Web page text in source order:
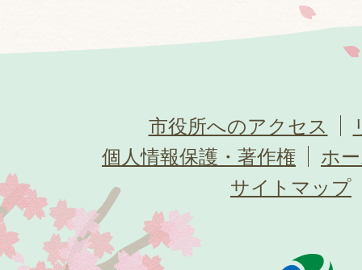
市役所へのアクセス
個人情報保護・著作権
ホ
サイトマップ